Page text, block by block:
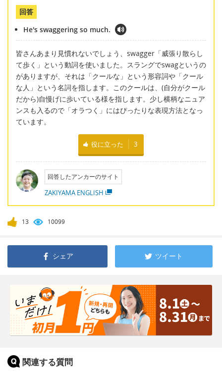
回答
He's swaggering so much.
皆さんあまり見慣れないでしょう、swagger「威張り散らし
て歩く」という動詞を使いました。スラングでswagというの
がありますが、それは「クールな」という形容詞や「クール
な人」という名詞を指します。このクールは、(自分がクール
だから)自慢げに歩いている様を指します。少し横柄なニュア
ンスも入るので「オラつく」にはぴったりな表現方法となっ
ています。
役に立った 3
回答したアンカーのサイト
ZAKIYAMA ENGLISH
13 10099
シェア ツイート
関連する質問